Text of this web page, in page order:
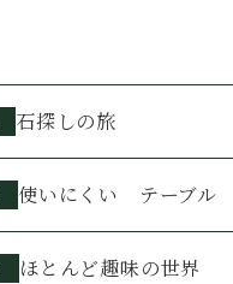
石探しの旅
使いにくい テーブル
ほとんど趣味の世界